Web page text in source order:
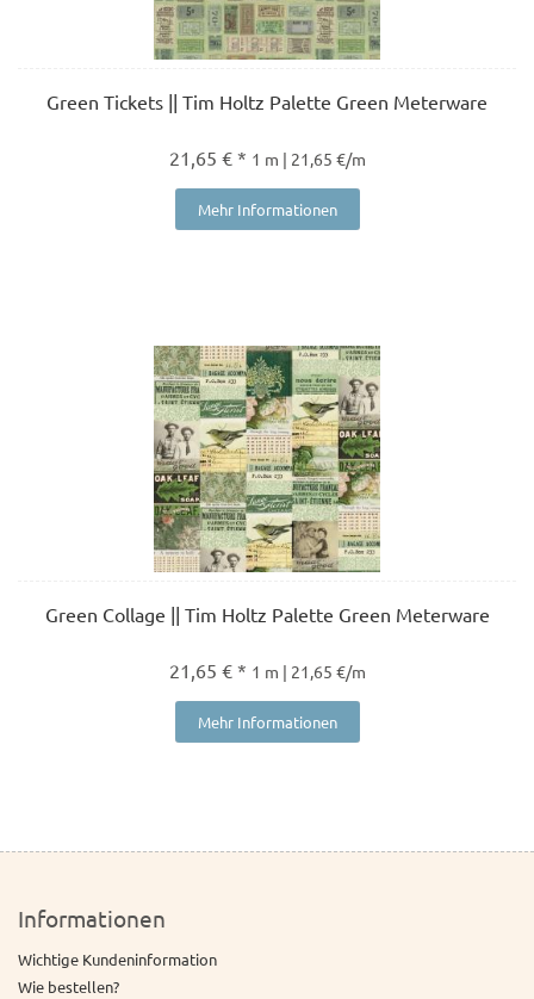
Green Tickets || Tim Holtz Palette Green Meterware
21,65 € * 1 m | 21,65 €/m
Mehr Informationen
Green Collage || Tim Holtz Palette Green Meterware
21,65 € * 1 m | 21,65 €/m
Mehr Informationen
Informationen
Wichtige Kundeninformation
Wie bestellen?